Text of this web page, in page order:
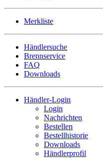
Merkliste
Händlersuche
Brennservice
FAQ
Downloads
Händler-Login
Login
Nachrichten
Bestellen
Bestellhistorie
Downloads
Händlerprofil